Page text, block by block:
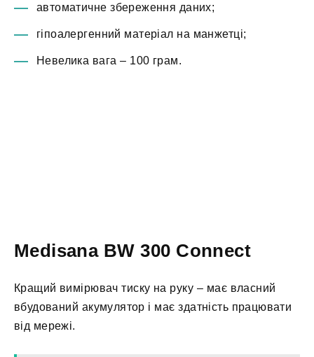
автоматичне збереження даних;
гіпоалергенний матеріал на манжетці;
Невелика вага – 100 грам.
Medisana BW 300 Connect
Кращий вимірювач тиску на руку – має власний
вбудований акумулятор і має здатність працювати
від мережі.